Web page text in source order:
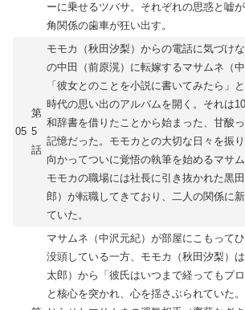
ーに乗せるツバサ。それぞれの思惑と嘘
角関係の歯車が狂い出す。
05
第
5
話
モモカ（秋田汐梨）からの電話に気づけ
の中田（前原滉）に転嫁するマサムネ（中
「彼女とのことを小説に書いてみたら」
時代の思い出のアルバムを開く。それは
和辞書を借りたことから始まった、甘酸
記憶だった。モモカとの大切な日々を振
向かってついに覚悟の執筆を始めるマサ
モモカの職場には社長に引き抜かれた黒
郎）が転職してきており、二人の関係に
ていた。
マサムネ（中沢元紀）が部屋にこもって
没頭している一方、モモカ（秋田汐梨）
太郎）から「彼氏はいつまで経ってもプ
と核心を突かれ、心を揺さぶられていた